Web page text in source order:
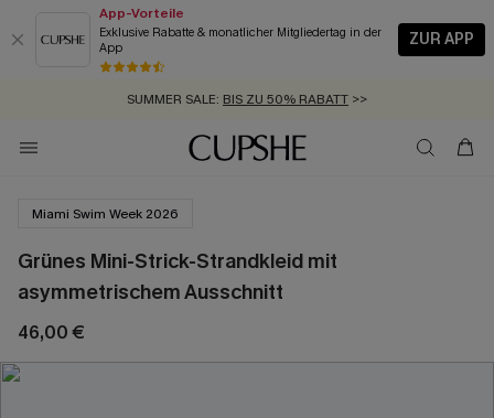
App-Vorteile
Exklusive Rabatte & monatlicher Mitgliedertag in der
App
ZUR APP
GRATIS MASSBAND MIT JEDEM SCHNELLVERSAND-ARTIKEL >>
SUMMER SALE: BIS ZU 50% RABATT >>
ZUM NEWSLETTER:BIS ZU -20% EXTRA ERHALTEN
KOSTENLOSER VERSAND AB 89 €
Miami Swim Week 2026
Grünes Mini-Strick-Strandkleid mit
asymmetrischem Ausschnitt
46,00 €